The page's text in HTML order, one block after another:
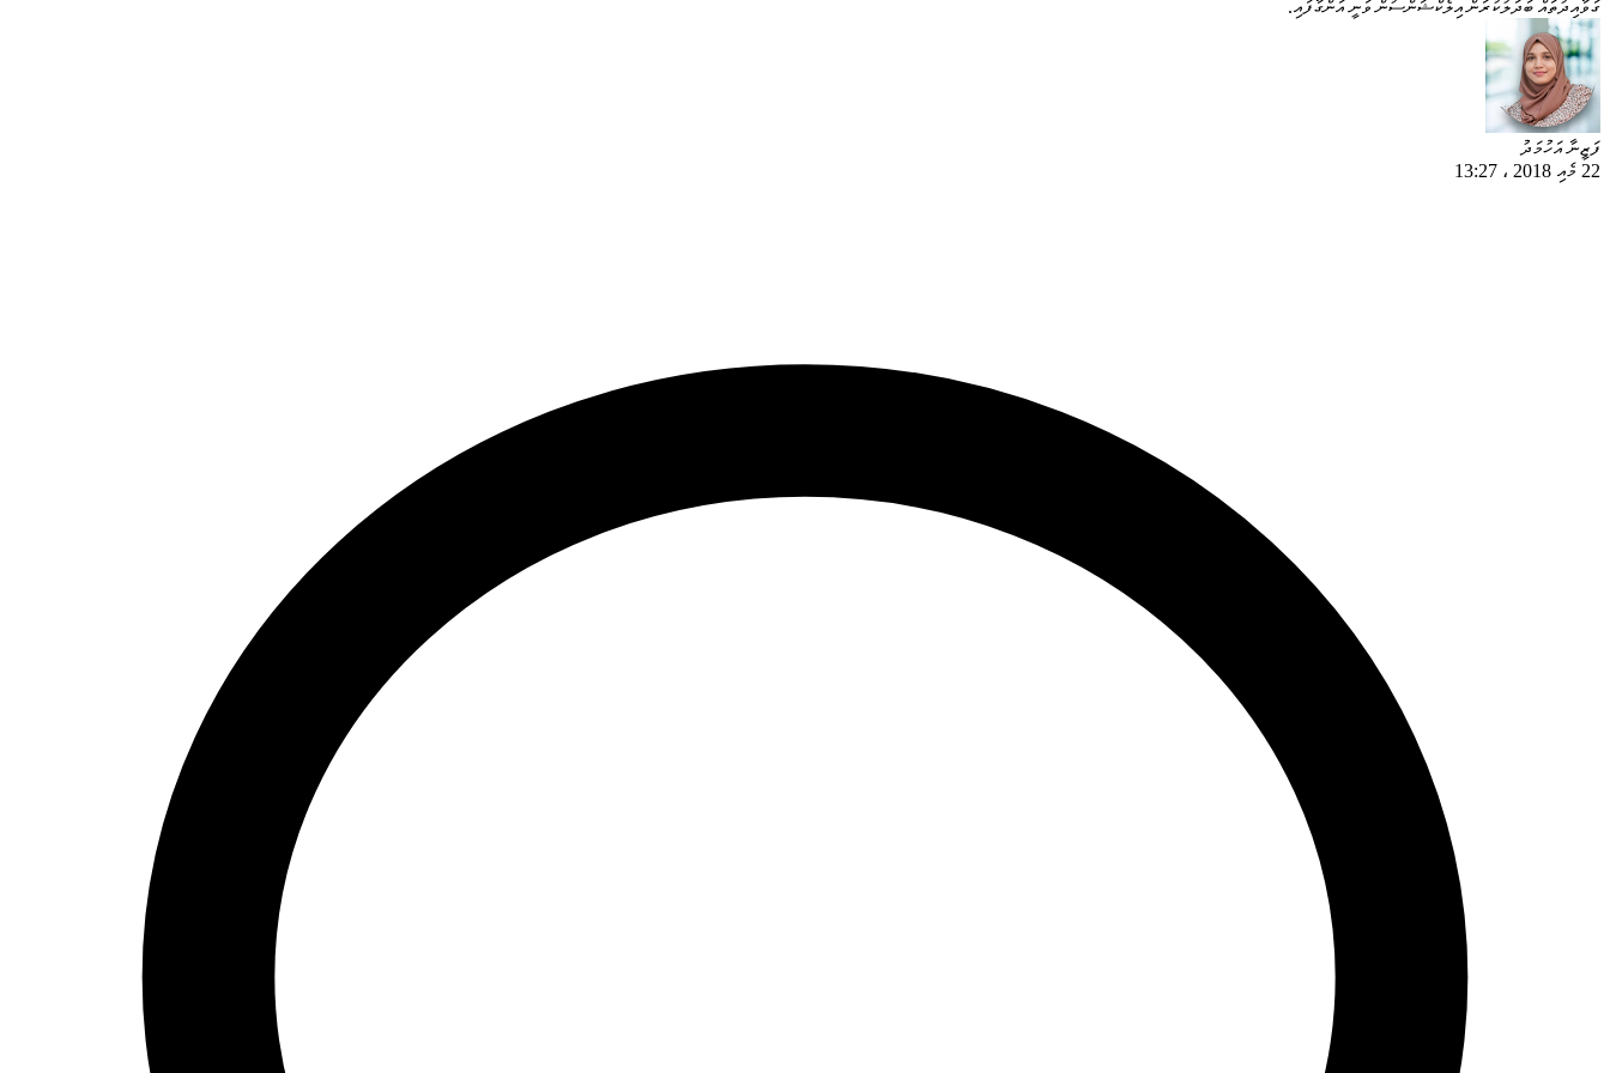
ގަވާއިދުތައް ބަދަލުކުރަން އިލެކްޝަންސުން ވަނީ އަންގާފައި.
ފަޒީނާ އަހުމަދު
22 މެއި 2018
، 13:27